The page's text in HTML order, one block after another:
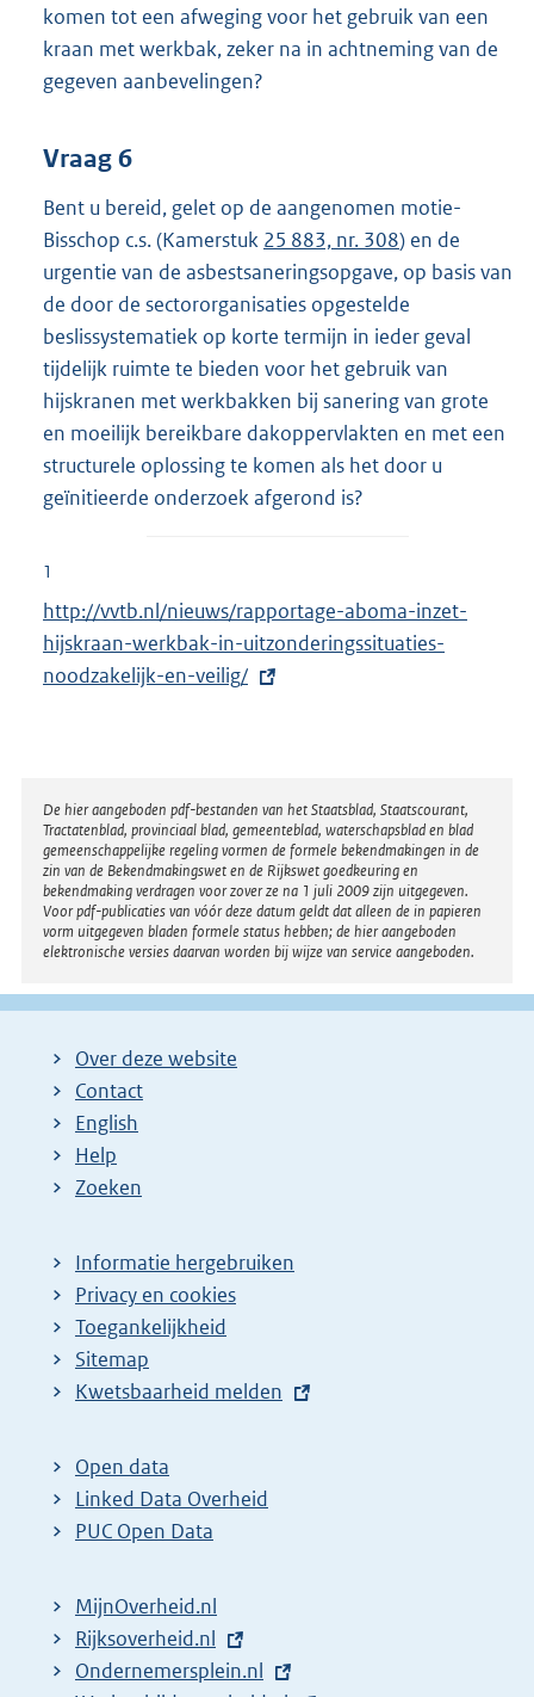
komen tot een afweging voor het gebruik van een
kraan met werkbak, zeker na in achtneming van de
gegeven aanbevelingen?
Vraag 6
Bent u bereid, gelet op de aangenomen motie-
Bisschop c.s. (Kamerstuk 25 883, nr. 308) en de
urgentie van de asbestsaneringsopgave, op basis van
de door de sectororganisaties opgestelde
beslissystematiek op korte termijn in ieder geval
tijdelijk ruimte te bieden voor het gebruik van
hijskranen met werkbakken bij sanering van grote
en moeilijk bereikbare dakoppervlakten en met een
structurele oplossing te komen als het door u
geïnitieerde onderzoek afgerond is?
1
E
x
t
e
l
i
n
k
:
http://vvtb.nl/nieuws/rapportage-aboma-inzet-
hijskraan-werkbak-in-uitzonderingssituaties-
noodzakelijk-en-veilig/
Disclaimer
De hier aangeboden pdf-bestanden van het Staatsblad, Staatscourant,
Tractatenblad, provinciaal blad, gemeenteblad, waterschapsblad en blad
gemeenschappelijke regeling vormen de formele bekendmakingen in de
zin van de Bekendmakingswet en de Rijkswet goedkeuring en
bekendmaking verdragen voor zover ze na 1 juli 2009 zijn uitgegeven.
Voor pdf-publicaties van vóór deze datum geldt dat alleen de in papieren
vorm uitgegeven bladen formele status hebben; de hier aangeboden
elektronische versies daarvan worden bij wijze van service aangeboden.
Over deze website
Contact
English
Help
Zoeken
Informatie hergebruiken
Privacy en cookies
Toegankelijkheid
Sitemap
E
t
e
r
l
i
n
Kwetsbaarheid melden
Open data
Linked Data Overheid
PUC Open Data
MijnOverheid.nl
E
x
Rijksoverheid.nl
E
Ondernemersplein.nl